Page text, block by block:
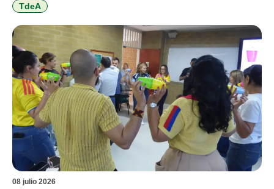
la justicia, la […]
TdeA
08 julio 2026